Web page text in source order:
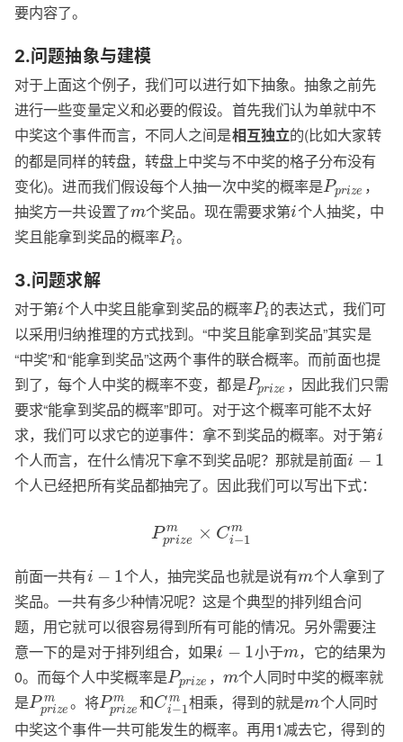
要内容了。
2.问题抽象与建模
对于上面这个例子，我们可以进行如下抽象。抽象之前先
进行一些变量定义和必要的假设。首先我们认为单就中不
中奖这个事件而言，不同人之间是相互独立的(比如大家转
的都是同样的转盘，转盘上中奖与不中奖的格子分布没有
变化)。进而我们假设每个人抽一次中奖的概率是Pprize ，
抽奖方一共设置了m个奖品。现在需要求第i个人抽奖，中
奖且能拿到奖品的概率Pi。
3.问题求解
对于第i个人中奖且能拿到奖品的概率Pi 的表达式，我们可
以采用归纳推理的方式找到。“中奖且能拿到奖品”其实是
“中奖”和“能拿到奖品”这两个事件的联合概率。而前面也提
到了，每个人中奖的概率不变，都是Pprize ，因此我们只需
要求“能拿到奖品的概率”即可。对于这个概率可能不太好
求，我们可以求它的逆事件：拿不到奖品的概率。对于第i
个人而言，在什么情况下拿不到奖品呢？那就是前面i − 1
个人已经把所有奖品都抽完了。因此我们可以写出下式：
P m
prize × Cm
i−1
前面一共有i − 1个人，抽完奖品也就是说有m个人拿到了
奖品。一共有多少种情况呢？这是个典型的排列组合问
题，用它就可以很容易得到所有可能的情况。另外需要注
意一下的是对于排列组合，如果i − 1小于m，它的结果为
0。而每个人中奖概率是Pprize ， m个人同时中奖的概率就
是P m
prize 。将P m
prize 和Cm
i−1相乘，得到的就是m个人同时
中奖这个事件一共可能发生的概率。再用1减去它，得到的